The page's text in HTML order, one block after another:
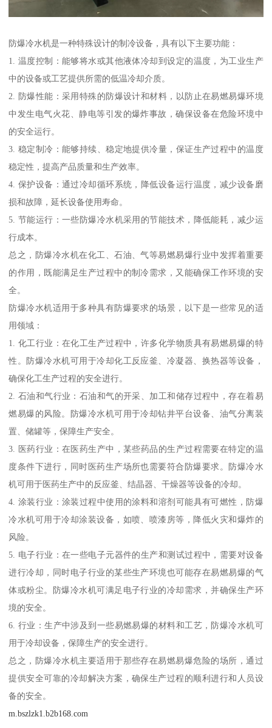
防爆冷水机是一种特殊设计的制冷设备，具有以下主要功能：
1. 温度控制：能够将水或其他液体冷却到设定的温度，为工业生产
中的设备或工艺提供所需的低温冷却介质。
2. 防爆性能：采用特殊的防爆设计和材料，以防止在易燃易爆环境
中发生电气火花、静电等引发的爆炸事故，确保设备在危险环境中
的安全运行。
3. 稳定制冷：能够持续、稳定地提供冷量，保证生产过程中的温度
稳定性，提高产品质量和生产效率。
4. 保护设备：通过冷却循环系统，降低设备运行温度，减少设备磨
损和故障，延长设备使用寿命。
5. 节能运行：一些防爆冷水机采用的节能技术，降低能耗，减少运
行成本。
总之，防爆冷水机在化工、石油、气等易燃易爆行业中发挥着重要
的作用，既能满足生产过程中的制冷需求，又能确保工作环境的安
全。
防爆冷水机适用于多种具有防爆要求的场景，以下是一些常见的适
用领域：
1. 化工行业：在化工生产过程中，许多化学物质具有易燃易爆的特
性。防爆冷水机可用于冷却化工反应釜、冷凝器、换热器等设备，
确保化工生产过程的安全进行。
2. 石油和气行业：石油和气的开采、加工和储存过程中，存在着易
燃易爆的风险。防爆冷水机可用于冷却钻井平台设备、油气分离装
置、储罐等，保障生产安全。
3. 医药行业：在医药生产中，某些药品的生产过程需要在特定的温
度条件下进行，同时医药生产场所也需要符合防爆要求。防爆冷水
机可用于医药生产中的反应釜、结晶器、干燥器等设备的冷却。
4. 涂装行业：涂装过程中使用的涂料和溶剂可能具有可燃性，防爆
冷水机可用于冷却涂装设备，如喷、喷漆房等，降低火灾和爆炸的
风险。
5. 电子行业：在一些电子元器件的生产和测试过程中，需要对设备
进行冷却，同时电子行业的某些生产环境也可能存在易燃易爆的气
体或粉尘。防爆冷水机可满足电子行业的冷却需求，并确保生产环
境的安全。
6. 行业：生产中涉及到一些易燃易爆的材料和工艺，防爆冷水机可
用于冷却设备，保障生产的安全进行。
总之，防爆冷水机主要适用于那些存在易燃易爆危险的场所，通过
提供安全可靠的冷却解决方案，确保生产过程的顺利进行和人员设
备的安全。
m.bszlzk1.b2b168.com